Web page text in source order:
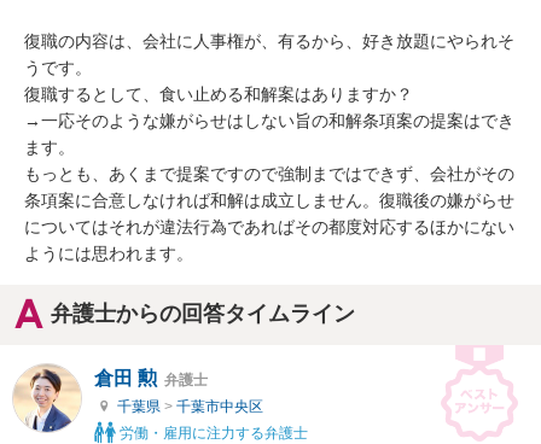
復職の内容は、会社に人事権が、有るから、好き放題にやられそ
うです。
復職するとして、食い止める和解案はありますか？
→一応そのような嫌がらせはしない旨の和解条項案の提案はでき
ます。
もっとも、あくまで提案ですので強制まではできず、会社がその
条項案に合意しなければ和解は成立しません。復職後の嫌がらせ
についてはそれが違法行為であればその都度対応するほかにない
ようには思われます。
弁護士からの回答タイムライン
倉田 勲 弁護士
千葉県 > 千葉市中央区
労働・雇用に注力する弁護士